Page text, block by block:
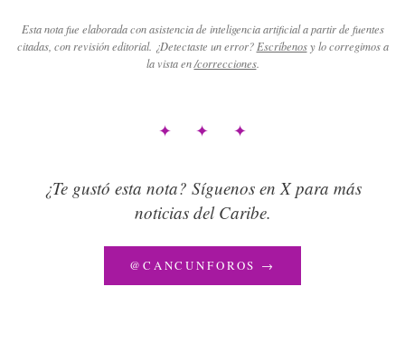
Esta nota fue elaborada con asistencia de inteligencia artificial a partir de fuentes
citadas, con revisión editorial. ¿Detectaste un error? Escríbenos y lo corregimos a
la vista en /correcciones.
✦ ✦ ✦
¿Te gustó esta nota? Síguenos en X para más
noticias del Caribe.
@CANCUNFOROS →